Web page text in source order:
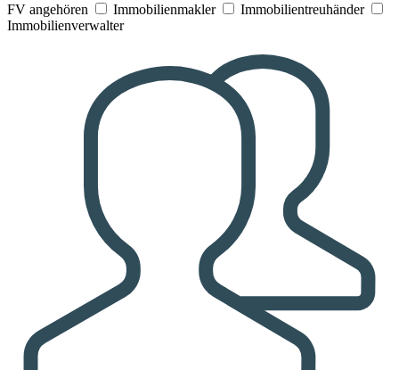
FV angehören
Immobilienmakler
Immobilientreuhänder
Immobilienverwalter